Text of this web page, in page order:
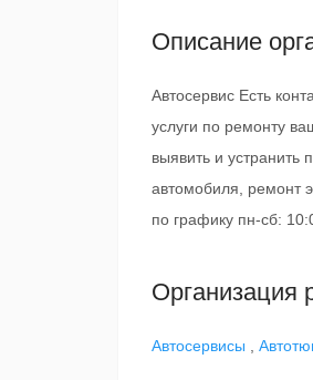
Описание
Автосервис Есть
услуги по ремонту
выявить и устранить
автомобиля, ремонт
по графику пн-сб:
Организация
Автосервисы